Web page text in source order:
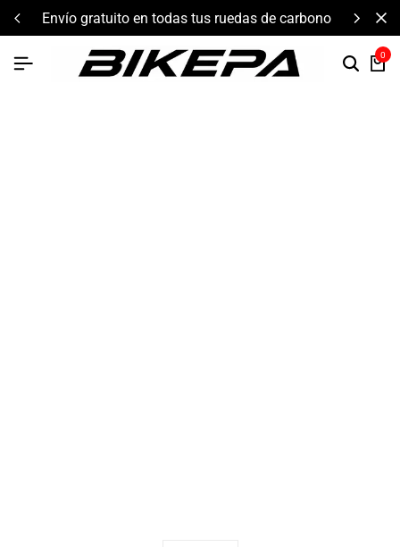
tus ruedas de carbono componentes de alto
0